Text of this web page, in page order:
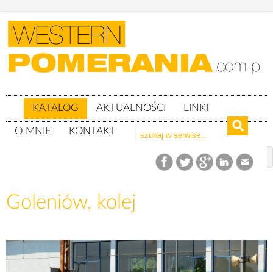
KATALOG AKTUALNOŚCI LINKI
O MNIE KONTAKT
woj. zachodniopomorskie
Goleniów, kolej